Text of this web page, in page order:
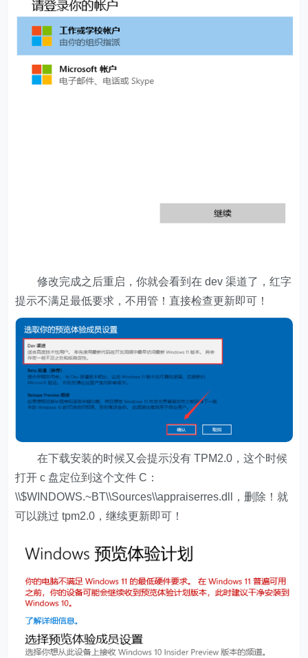
修改完成之后重启，你就会看到在 dev 渠道了，红字
提示不满足最低要求，不用管！直接检查更新即可！
在下载安装的时候又会提示没有 TPM2.0，这个时候
打开 c 盘定位到这个文件 C：
\\$WINDOWS.~BT\\Sources\\appraiserres.dll，删除！就
可以跳过 tpm2.0，继续更新即可！